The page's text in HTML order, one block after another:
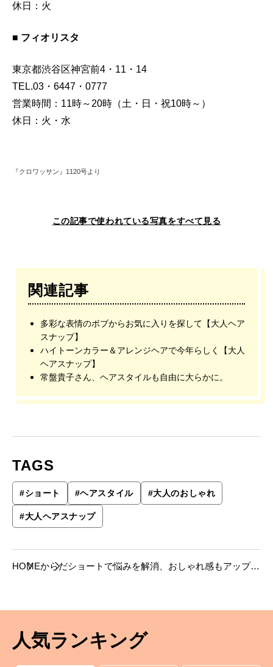
休日：火
■ フィオリスタ
東京都渋谷区神宮前4・11・14
TEL.03・6447・0777
営業時間：11時～20時（土・日・祝10時～）
休日：火・水
『クロワッサン』1120号より
この記事で使われている写真をすべて見る
関連記事
多彩な表情のボブからお気に入りを探して【大人ヘア
スナップ】
ハイトーンカラー＆アレンジヘアで今年らしく【大人
ヘアスナップ】
常盤貴子さん、ヘアスタイルも自由に大らかに。
TAGS
#ショート #ヘアスタイル #大人のおしゃれ
#大人ヘアスナップ
HOMEからだショートで悩みを解消、おしゃれ感もアップ
人気ランキング